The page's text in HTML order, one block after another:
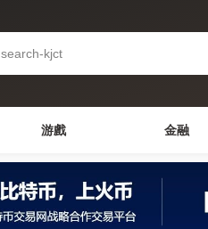
游戲 金融